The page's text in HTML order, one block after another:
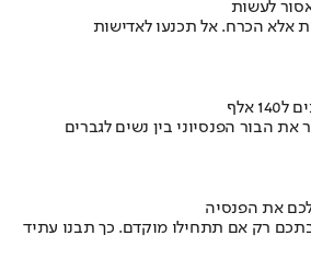
לעשות
אלא הכרח. אל תכנעו לאדישות
את הבור הפנסיוני בין נשים לגברים
לכם את הפנסיה
רק אם תתחילו מוקדם. כך תבנו עתיד